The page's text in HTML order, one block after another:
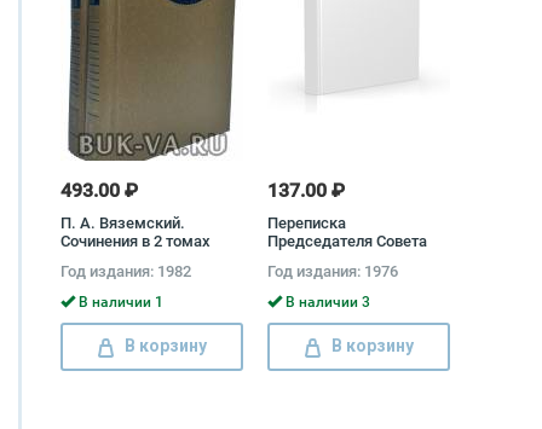
493.00 ₽
П. А. Вяземский.
Сочинения в 2 томах
Вяземский
Год издания: 1982
В наличии 1
В корзину
137.00 ₽
Переписка
Председателя Совета
Президентами США и
Премьер-министрами
Великобритании во
время Великой
Отечественной Войны
1941-1945 гг. (комплект
Год издания: 1976
В наличии 3
В корзину